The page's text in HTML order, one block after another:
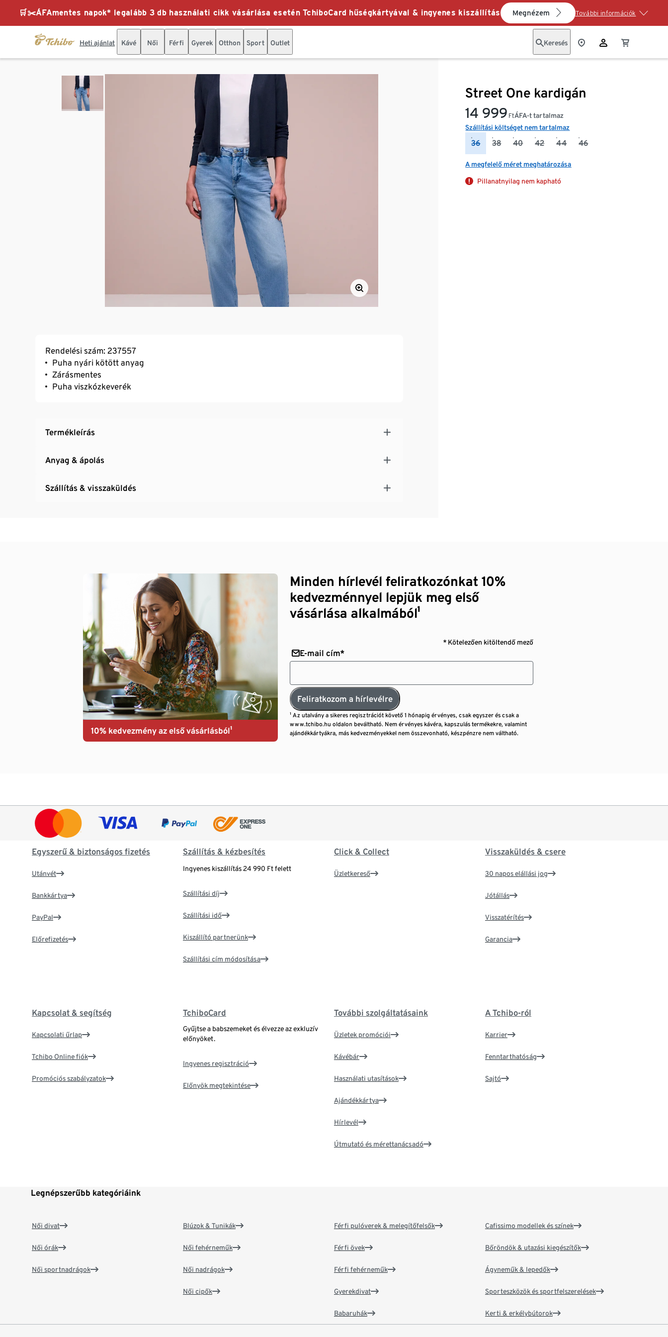
🛒✂️ÁFAmentes napok* legalább 3 db használati cikk vásárlása esetén TchiboCard hűségkártyával & ingyenes kiszállítás Megnézem További információk
Heti ajánlat Kávé Női Férfi Gyerek Otthon Sport Outlet Keresés
Street One kardigán
14 999 FtÁFA-t tartalmaz
Szállítási költséget nem tartalmaz
36 38 40 42 44 46
A megfelelő méret meghatározása
Pillanatnyilag nem kapható
Rendelési szám: 237557
Puha nyári kötött anyag
Zárásmentes
Puha viszkózkeverék
Termékleírás
Anyag & ápolás
Szállítás & visszaküldés
10% kedvezmény az első vásárlásból¹
Minden hírlevél feliratkozónkat 10%
kedvezménnyel lepjük meg első
vásárlása alkalmából¹
* Kötelezően kitöltendő mező
E-mail cím*
Feliratkozom a hírlevélre
¹ Az utalvány a sikeres regisztrációt követő 1 hónapig érvényes, csak egyszer és csak a
www.tchibo.hu oldalon beváltható. Nem érvényes kávéra, kapszulás termékekre, valamint
ajándékkártyákra, más kedvezményekkel nem összevonható, készpénzre nem váltható.
Egyszerű & biztonságos fizetés
Utánvét
Bankkártya
PayPal
Előrefizetés
Szállítás & kézbesítés
Ingyenes kiszállítás 24 990 Ft felett
Szállítási díj
Szállítási idő
Kiszállító partnerünk
Szállítási cím módosítása
Click & Collect
Üzletkereső
Visszaküldés & csere
30 napos elállási jog
Jótállás
Visszatérítés
Garancia
Kapcsolat & segítség
Kapcsolati űrlap
Tchibo Online fiók
Promóciós szabályzatok
TchiboCard
Gyűjtse a babszemeket és élvezze az exkluzív
előnyöket.
Ingyenes regisztráció
Előnyök megtekintése
További szolgáltatásaink
Üzletek promóciói
Kávébár
Használati utasítások
Ajándékkártya
Hírlevél
Útmutató és mérettanácsadó
A Tchibo-ról
Karrier
Fenntarthatóság
Sajtó
Legnépszerűbb kategóriáink
Női divat
Női órák
Női sportnadrágok
Blúzok & Tunikák
Női fehérneműk
Női nadrágok
Női cipők
Férfi pulóverek & melegítőfelsők
Férfi övek
Férfi fehérneműk
Gyerekdivat
Babaruhák
Cafissimo modellek és színek
Bőröndök & utazási kiegészítők
Ágyneműk & lepedők
Sporteszközök és sportfelszerelések
Kerti & erkélybútorok